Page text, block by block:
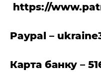
https://
Paypal –
Карта банку –